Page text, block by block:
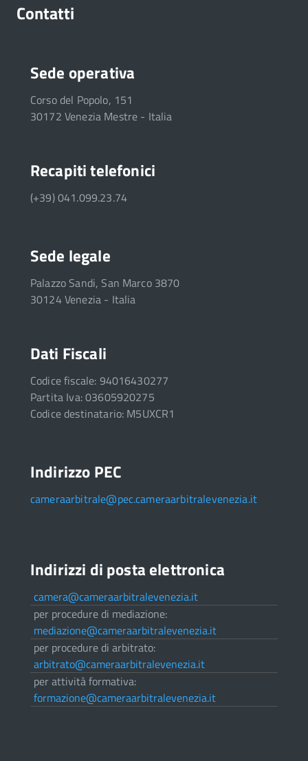
Contatti
Sede operativa
Corso del Popolo, 151
30172 Venezia Mestre - Italia
Recapiti telefonici
(+39) 041.099.23.74
Sede legale
Palazzo Sandi, San Marco 3870
30124 Venezia - Italia
Dati Fiscali
Codice fiscale: 94016430277
Partita Iva: 03605920275
Codice destinatario: M5UXCR1
Indirizzo PEC
cameraarbitrale@pec.cameraarbitralevenezia.it
Indirizzi di posta elettronica
camera@cameraarbitralevenezia.it
per procedure di mediazione:
mediazione@cameraarbitralevenezia.it
per procedure di arbitrato:
arbitrato@cameraarbitralevenezia.it
per attività formativa:
formazione@cameraarbitralevenezia.it